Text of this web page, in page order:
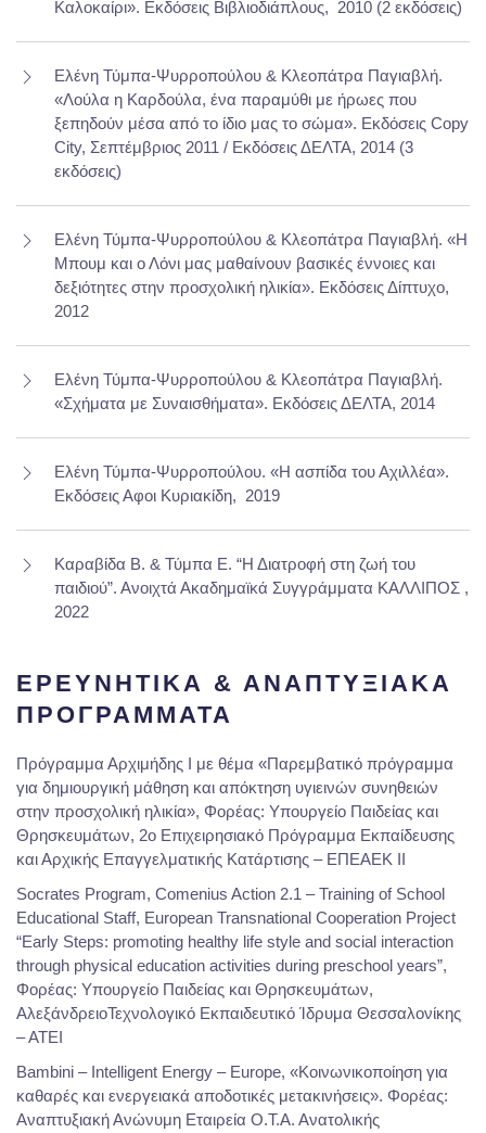
Καλοκαίρι». Εκδόσεις Βιβλιοδιάπλους, 2010 (2 εκδόσεις)
Ελένη Τύμπα-Ψυρροπούλου & Κλεοπάτρα Παγιαβλή.
«Λούλα η Καρδούλα, ένα παραμύθι με ήρωες που
ξεπηδούν μέσα από το ίδιο μας το σώμα». Εκδόσεις Copy
City, Σεπτέμβριος 2011 / Εκδόσεις ΔΕΛΤΑ, 2014 (3
εκδόσεις)
Ελένη Τύμπα-Ψυρροπούλου & Κλεοπάτρα Παγιαβλή. «Η
Μπουμ και ο Λόνι μας μαθαίνουν βασικές έννοιες και
δεξιότητες στην προσχολική ηλικία». Εκδόσεις Δίπτυχο,
2012
Ελένη Τύμπα-Ψυρροπούλου & Κλεοπάτρα Παγιαβλή.
«Σχήματα με Συναισθήματα». Εκδόσεις ΔΕΛΤΑ, 2014
Ελένη Τύμπα-Ψυρροπούλου. «Η ασπίδα του Αχιλλέα».
Εκδόσεις Αφοι Κυριακίδη, 2019
Καραβίδα Β. & Τύμπα Ε. “Η Διατροφή στη ζωή του
παιδιού”. Ανοιχτά Ακαδημαϊκά Συγγράμματα ΚΑΛΛΙΠΟΣ ,
2022
ΕΡΕΥΝΗΤΙΚΑ & ΑΝΑΠΤΥΞΙΑΚΑ
ΠΡΟΓΡΑΜΜΑΤΑ
Πρόγραμμα Αρχιμήδης Ι με θέμα «Παρεμβατικό πρόγραμμα
για δημιουργική μάθηση και απόκτηση υγιεινών συνηθειών
στην προσχολική ηλικία», Φορέας: Υπουργείο Παιδείας και
Θρησκευμάτων, 2ο Επιχειρησιακό Πρόγραμμα Εκπαίδευσης
και Αρχικής Επαγγελματικής Κατάρτισης – ΕΠΕΑΕΚ ΙΙ
Socrates Program, Comenius Action 2.1 – Training of School
Educational Staff, European Transnational Cooperation Project
“Early Steps: promoting healthy life style and social interaction
through physical education activities during preschool years”,
Φορέας: Υπουργείο Παιδείας και Θρησκευμάτων,
ΑλεξάνδρειοΤεχνολογικό Εκπαιδευτικό Ίδρυμα Θεσσαλονίκης
– ΑΤΕΙ
Bambini – Intelligent Energy – Europe, «Κοινωνικοποίηση για
καθαρές και ενεργειακά αποδοτικές μετακινήσεις». Φορέας:
Αναπτυξιακή Ανώνυμη Εταιρεία Ο.Τ.Α. Ανατολικής